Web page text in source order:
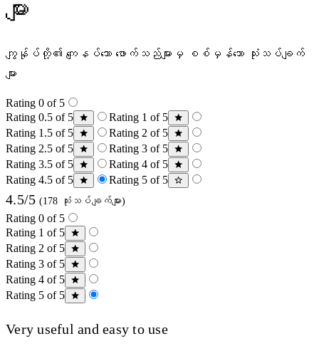
များ
ကျွန်ုပ်တို့၏ ကျေနပ်သော ဖောက်သည်များမှ စစ်မှန်သော သုံးသပ်ချက်
များ
Rating 0 of 5
Rating 0.5 of 5
Rating 1 of 5
Rating 1.5 of 5
Rating 2 of 5
Rating 2.5 of 5
Rating 3 of 5
Rating 3.5 of 5
Rating 4 of 5
Rating 4.5 of 5
Rating 5 of 5
4.5/5 (178 သုံးသပ်ချက်များ)
Rating 0 of 5
Rating 1 of 5
Rating 2 of 5
Rating 3 of 5
Rating 4 of 5
Rating 5 of 5
Very useful and easy to use